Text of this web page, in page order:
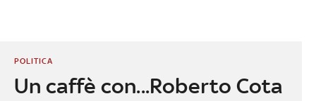
Un caffè con...Roberto Cota
POLITICA